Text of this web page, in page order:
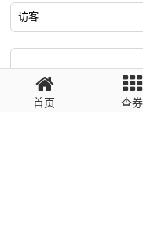
回复需填写必要信息
首页 查券